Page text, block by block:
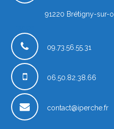
91220 Brétigny-sur-
09.73.56.55.31
06.50.82.38.66
contact@iperche.fr